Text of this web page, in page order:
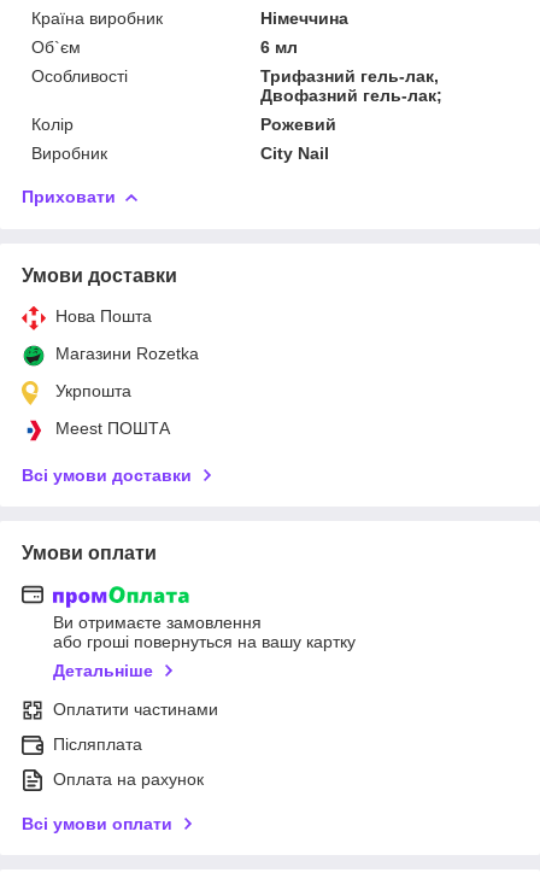
Країна виробник
Німеччина
Об`єм
6 мл
Особливості
Трифазний гель-лак,
Двофазний гель-лак;
Колір
Рожевий
Виробник
City Nail
Приховати
Умови доставки
Нова Пошта
Магазини Rozetka
Укрпошта
Meest ПОШТА
Всі умови доставки
Умови оплати
Ви отримаєте замовлення
або гроші повернуться на вашу картку
Детальніше
Оплатити частинами
Післяплата
Оплата на рахунок
Всі умови оплати